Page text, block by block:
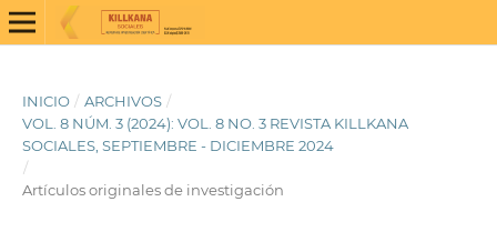
INICIO / ARCHIVOS /
VOL. 8 NÚM. 3 (2024): VOL. 8 NO. 3 REVISTA KILLKANA
SOCIALES, SEPTIEMBRE - DICIEMBRE 2024
/
Artículos originales de investigación